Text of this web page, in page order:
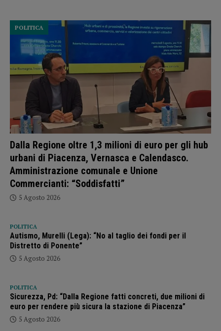
Dalla Regione oltre 1,3 milioni di euro per gli hub
urbani di Piacenza, Vernasca e Calendasco.
Amministrazione comunale e Unione
Commercianti: “Soddisfatti”
POLITICA
5 Agosto 2026
POLITICA
Autismo, Murelli (Lega): “No al taglio dei fondi per il
Distretto di Ponente”
5 Agosto 2026
POLITICA
Sicurezza, Pd: “Dalla Regione fatti concreti, due milioni di
euro per rendere più sicura la stazione di Piacenza”
5 Agosto 2026